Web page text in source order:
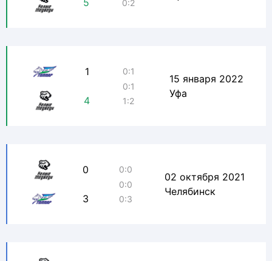
5 0:2
1
4
0:1
0:1
1:2
15 января 2022
Уфа
0
3
0:0
0:0
0:3
02 октября 2021
Челябинск